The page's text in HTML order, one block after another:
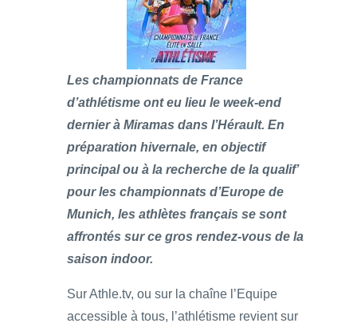
Les championnats de France
d’athlétisme ont eu lieu le week-end
dernier à Miramas dans l’Hérault. En
préparation hivernale, en objectif
principal ou à la recherche de la qualif’
pour les championnats d’Europe de
Munich, les athlètes français se sont
affrontés sur ce gros rendez-vous de la
saison indoor.
Sur Athle.tv, ou sur la chaîne l’Equipe
accessible à tous, l’athlétisme revient sur